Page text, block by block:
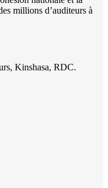
millions d’auditeurs à
Kinshasa, RDC.